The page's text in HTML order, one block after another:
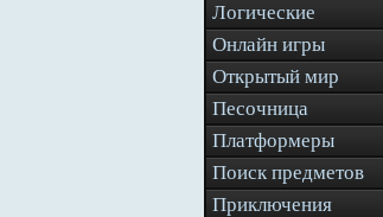
Логические
Онлайн игры
Открытый мир
Песочница
Платформеры
Поиск предметов
Приключения